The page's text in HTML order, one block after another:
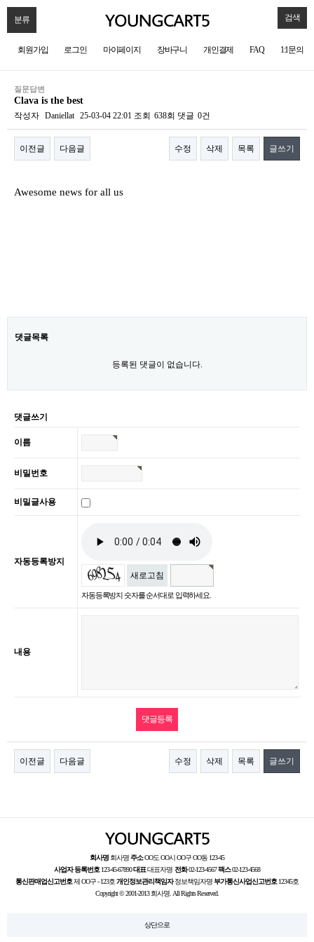
분류 검색
회원가입 로그인 마이페이지 장바구니 개인결제 FAQ 1:1문의
질문답변
Clava is the best
작성자 Daniellat 25-03-04 22:01 조회 638회 댓글 0건
이전글 다음글 수정 삭제 목록 글쓰기
Awesome news for all us
댓글목록
등록된 댓글이 없습니다.
댓글쓰기
이름
비밀번호
비밀글사용
자동등록방지
새로고침
자동등록방지 숫자를 순서대로 입력하세요.
내용
이전글 다음글 수정 삭제 목록 글쓰기
회사명회사명주소OO도 OO시 OO구 OO동 123-45
사업자 등록번호123-45-67890대표대표자명 전화02-123-4567 팩스02-123-4568
통신판매업신고번호제 OO구 - 123호개인정보관리책임자정보책임자명부가통신사업신고번호12345호
Copyright © 2001-2013 회사명. All Rights Reserved.
상단으로